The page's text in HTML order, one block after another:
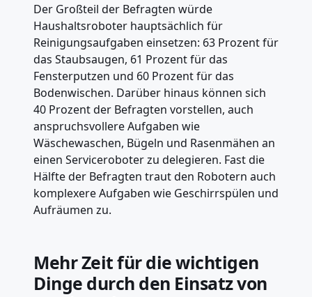
Der Großteil der Befragten würde
Haushaltsroboter hauptsächlich für
Reinigungsaufgaben einsetzen: 63 Prozent für
das Staubsaugen, 61 Prozent für das
Fensterputzen und 60 Prozent für das
Bodenwischen. Darüber hinaus können sich
40 Prozent der Befragten vorstellen, auch
anspruchsvollere Aufgaben wie
Wäschewaschen, Bügeln und Rasenmähen an
einen Serviceroboter zu delegieren. Fast die
Hälfte der Befragten traut den Robotern auch
komplexere Aufgaben wie Geschirrspülen und
Aufräumen zu.
Mehr Zeit für die wichtigen
Dinge durch den Einsatz von